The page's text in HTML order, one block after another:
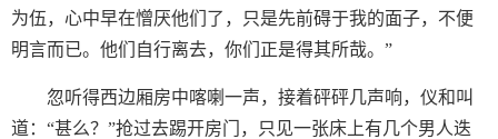
为伍，心中早在憎厌他们了，只是先前碍于我的面子，不便
明言而已。他们自行离去，你们正是得其所哉。”
忽听得西边厢房中喀喇一声，接着砰砰几声响，仪和叫
道：“甚么？”抢过去踢开房门，只见一张床上有几个男人迭